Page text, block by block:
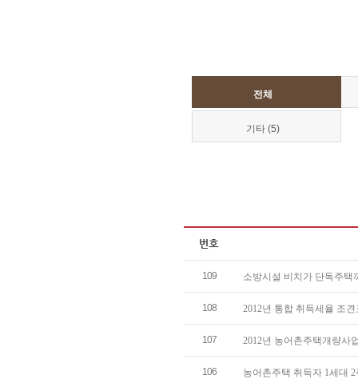
전체
기타 (5)
109 소방시설 비치가 단독주택
108 2012년 통합 취득세율 조견
107 2012년 농어촌주택개량사
106 농어촌주택 취득자 1세대